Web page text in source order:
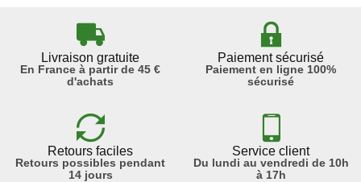
Livraison gratuite
En France à partir de 45 €
d'achats
Paiement sécurisé
Paiement en ligne 100%
sécurisé
Retours faciles
Retours possibles pendant
14 jours
Service client
Du lundi au vendredi de 10h
à 17h